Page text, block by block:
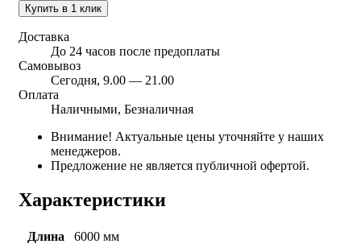
Купить в 1 клик
Доставка
До 24 часов после предоплаты
Самовывоз
Сегодня, 9.00 — 21.00
Оплата
Наличными, Безналичная
Внимание! Актуальные цены уточняйте у наших
менеджеров.
Предложение не является публичной офертой.
Характеристики
Длина
6000 мм